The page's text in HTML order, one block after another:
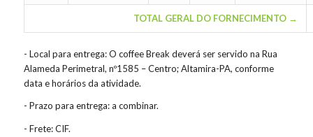
TOTAL GERAL DO FORNECIMENTO →
- Local para entrega: O coffee Break deverá ser servido na Rua
Alameda Perimetral, nº1585 – Centro; Altamira-PA, conforme
data e horários da atividade.
- Prazo para entrega: a combinar.
- Frete: CIF.